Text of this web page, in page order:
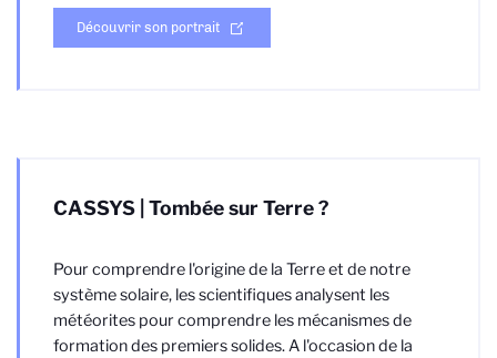
Découvrir son portrait
CASSYS | Tombée sur Terre ?
Pour comprendre l'origine de la Terre et de notre
système solaire, les scientifiques analysent les
météorites pour comprendre les mécanismes de
formation des premiers solides. A l'occasion de la